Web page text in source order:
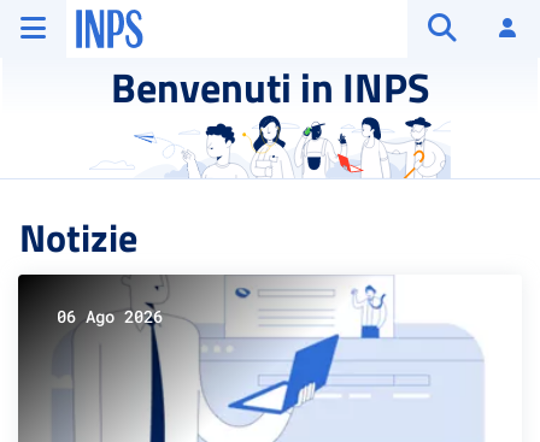
Vai al menu principale
Vai al contenuto principale
Vai al pie' di pagina
INPS ()
Benvenuti in INPS
Notizie
06 Ago 2026